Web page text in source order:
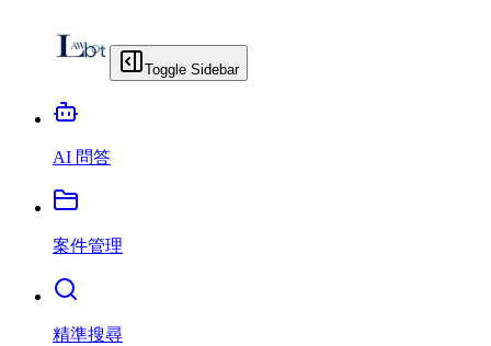
Toggle Sidebar
AI 問答
案件管理
精準搜尋